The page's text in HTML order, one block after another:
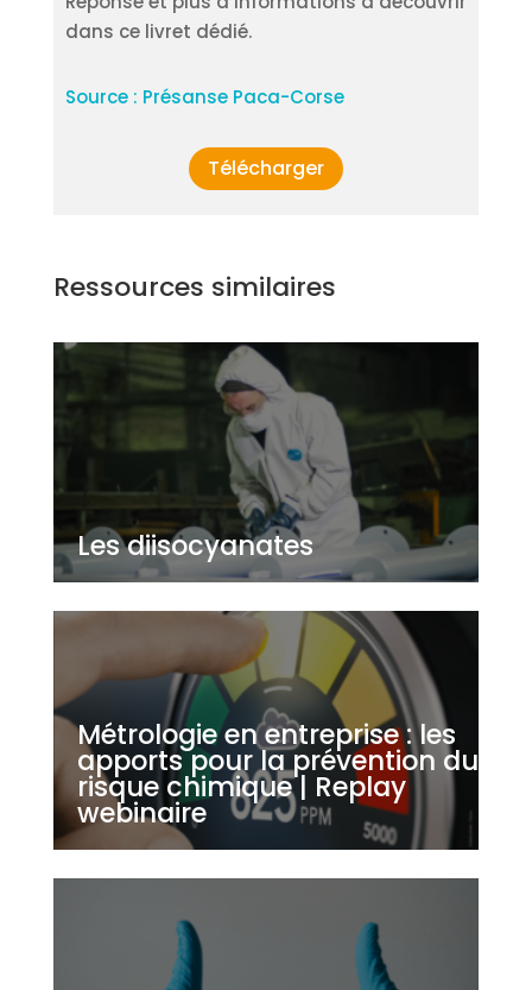
dans ce livret dédié.
Source : Présanse Paca-Corse
Télécharger
Ressources similaires
Les diisocyanates
Métrologie en entreprise : les
apports pour la prévention du
risque chimique | Replay
webinaire